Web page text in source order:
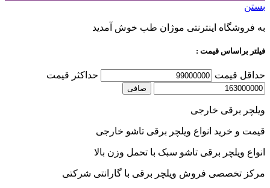
بستن
به فروشگاه اینترنتی موژان طب خوش آمدید
فیلتر براساس قیمت :
حداقل قیمت حداكثر قيمت
صافی
ویلچر برقی خارجی
قیمت و خرید انواع ویلچر برقی تاشو خارجی
انواع ویلچر برقی تاشو سبک با تحمل وزن بالا
مرکز تخصصی فروش ویلچر برقی با گارانتی شرکتی